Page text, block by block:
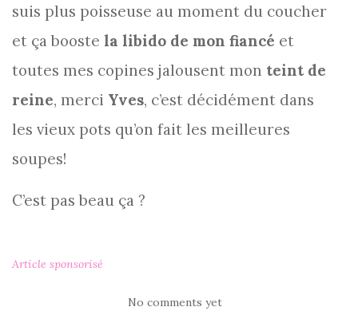
suis plus poisseuse au moment du coucher
et ça booste la libido de mon fiancé et
toutes mes copines jalousent mon teint de
reine, merci Yves, c’est décidément dans
les vieux pots qu’on fait les meilleures
soupes!
C’est pas beau ça ?
Article sponsorisé
No comments yet